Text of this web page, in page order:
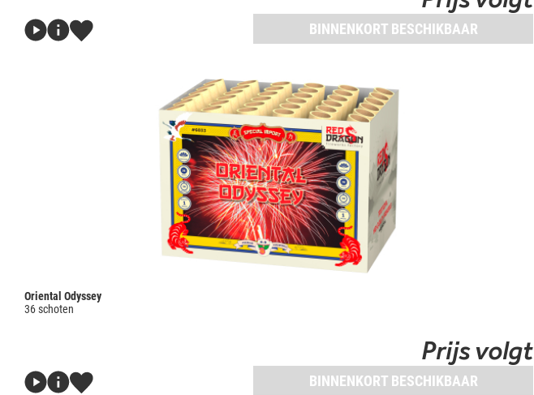
BINNENKORT BESCHIKBAAR
Oriental Odyssey
36 schoten
Prijs volgt
BINNENKORT BESCHIKBAAR